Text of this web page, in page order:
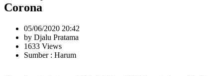
Corona
05/06/2020 20:42
by Djalu Pratama
1633 Views
Sumber : Harum